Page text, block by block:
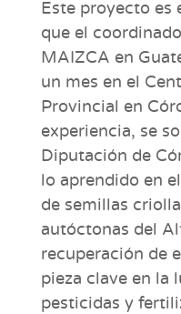
Este proyecto es
que el
MAIZCA en
un mes en el
Provincial en
experiencia, se
Diputación de
lo aprendido en
de semillas
autóctonas del
recuperación de
pieza clave en la
pesticidas y